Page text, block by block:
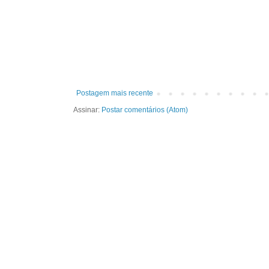
Postagem mais recente
Assinar: Postar comentários (Atom)